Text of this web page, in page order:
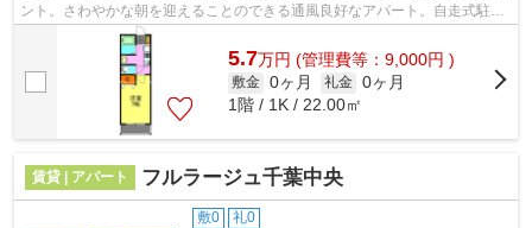
ント。さわやかな朝を迎えることのできる通風良好なアパート。自走式駐車
場が併設されたアパートです。ぜひ一...
5.7万円 (管理費等：9,000円 )
敷金 0ヶ月 礼金 0ヶ月
1階 / 1K / 22.00㎡
賃貸 | アパート フルラージュ千葉中央
敷0 礼0